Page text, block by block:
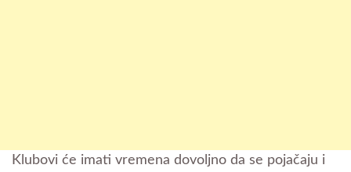
Klubovi će imati vremena dovoljno da se pojačaju i